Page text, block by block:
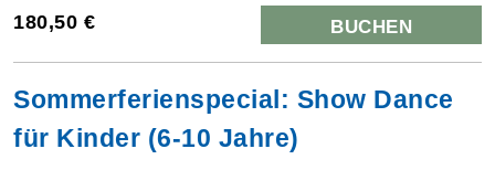
180,50 € BUCHEN
Sommerferienspecial: Show Dance
für Kinder (6-10 Jahre)